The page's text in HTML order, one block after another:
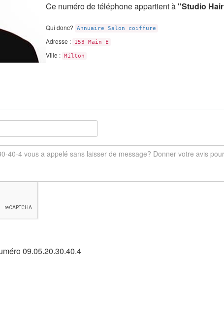
Ce numéro de téléphone appartient à"Studio
Qui donc? Annuaire Salon coiffure
Adresse : 153 Main E
Ville : Milton
09.05.20.30.40.4